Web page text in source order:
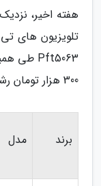
هفته اخیر،
300 هزار تومان رشد قیمت داشته اند.
برند مدل